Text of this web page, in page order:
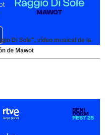
Di Sole", vídeo musical de la
de Mawot